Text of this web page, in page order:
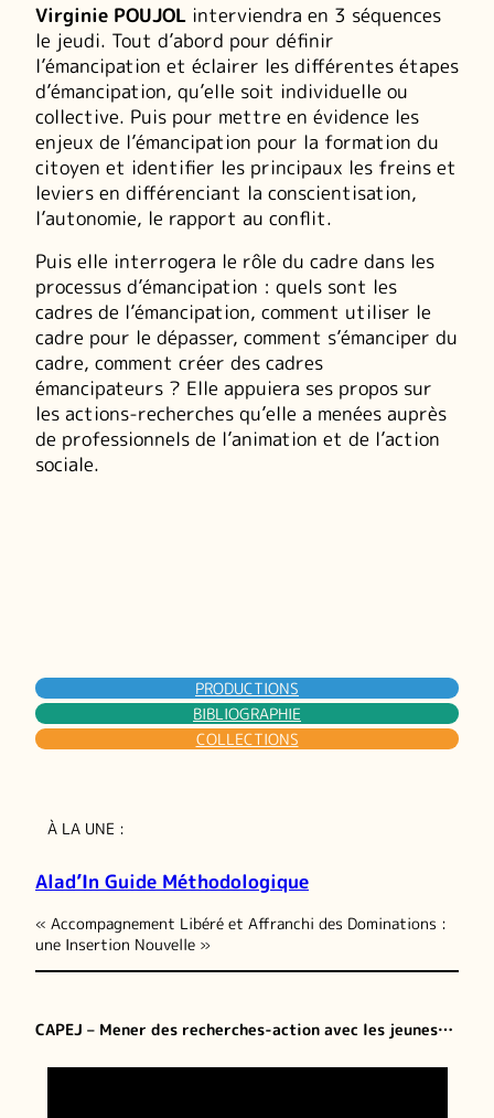
Virginie POUJOL interviendra en 3 séquences
le jeudi. Tout d’abord pour définir
l’émancipation et éclairer les différentes étapes
d’émancipation, qu’elle soit individuelle ou
collective. Puis pour mettre en évidence les
enjeux de l’émancipation pour la formation du
citoyen et identifier les principaux les freins et
leviers en différenciant la conscientisation,
l’autonomie, le rapport au conflit.
Puis elle interrogera le rôle du cadre dans les
processus d’émancipation : quels sont les
cadres de l’émancipation, comment utiliser le
cadre pour le dépasser, comment s’émanciper du
cadre, comment créer des cadres
émancipateurs ? Elle appuiera ses propos sur
les actions-recherches qu’elle a menées auprès
de professionnels de l’animation et de l’action
sociale.
PRODUCTIONS
BIBLIOGRAPHIE
COLLECTIONS
À LA UNE :
Alad’In Guide Méthodologique
« Accompagnement Libéré et Affranchi des Dominations :
une Insertion Nouvelle »
CAPEJ – Mener des recherches-action avec les jeunes…